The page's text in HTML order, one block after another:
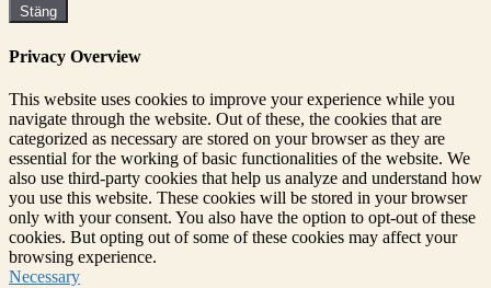
Stäng
Privacy Overview
This website uses cookies to improve your experience while you
navigate through the website. Out of these, the cookies that are
categorized as necessary are stored on your browser as they are
essential for the working of basic functionalities of the website. We
also use third-party cookies that help us analyze and understand how
you use this website. These cookies will be stored in your browser
only with your consent. You also have the option to opt-out of these
cookies. But opting out of some of these cookies may affect your
browsing experience.
Necessary